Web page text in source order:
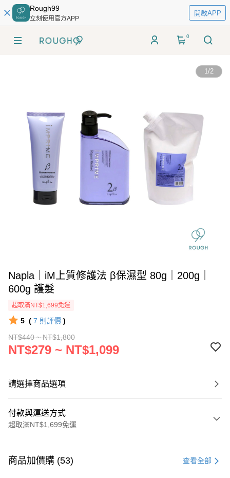
Rough99
立刻使用官方APP
開啟APP
0
1/2
Napla｜iM上質修護法 β保濕型 80g｜200g｜
600g 護髮
超取滿NT$1,699免運
5 ( 7 則評價 )
NT$440 ~ NT$1,800
NT$279 ~ NT$1,099
請選擇商品選項
付款與運送方式
超取滿NT$1,699免運
信用卡一次付款
商品加價購 (53) 查看全部